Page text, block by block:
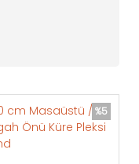
%5